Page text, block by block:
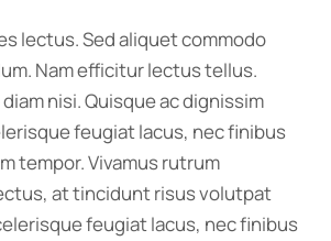
lectus. Sed aliquet commodo
Nam efficitur lectus tellus.
nisi. Quisque ac dignissim
feugiat lacus, nec finibus
tempor. Vivamus rutrum
at tincidunt risus volutpat
feugiat lacus, nec finibus